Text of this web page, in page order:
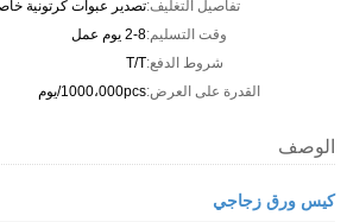
تفاصيل التغليف:تصدير عبوات كرتونية
وقت التسليم:2-8 يوم عمل
شروط الدفع:T/T
القدرة على العرض:1000،000pcs/يوم
الوصف
كيس ورق زجاجي